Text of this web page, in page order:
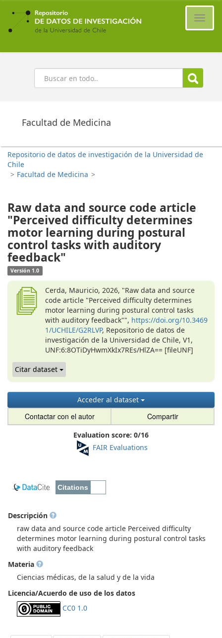
Ir
contenido
principal
Buscar
Facultad de Medicina
Repositorio de datos de investigación de la Universidad de
Chile
> Facultad de Medicina >
Raw data and source code article
"Perceived difficulty determines
motor learning during postural
control tasks with auditory
feedback"
Versión 1.0
Cerda, Mauricio, 2026, "Raw data and source
code article "Perceived difficulty determines
motor learning during postural control tasks
with auditory feedback"", https://doi.org/10.3469
1/UCHILE/G2RLVP, Repositorio de datos de
investigación de la Universidad de Chile, V1,
UNF:6:8OTiDyHwmXkIx7REs/HlZA== [fileUNF]
Citar dataset
Acceder al dataset
Contactar con el autor Compartir
Evaluation score: 0/16
FAIR Evaluations
Descripción
raw data and source code article Perceived difficulty
determines motor learning during postural control tasks
with auditory feedback
Materia
Ciencias médicas, de la salud y de la vida
Licencia/Acuerdo de uso de los datos
CC0 1.0